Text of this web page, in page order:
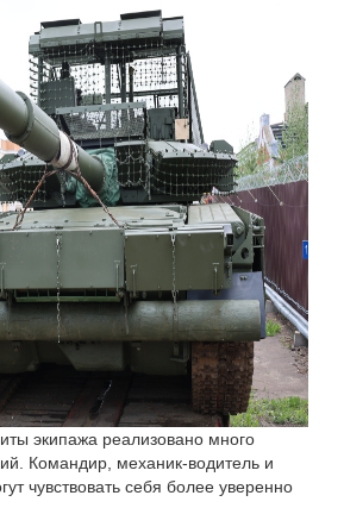
экипажа реализовано много
Командир, механик-водитель и
чувствовать себя более уверенно